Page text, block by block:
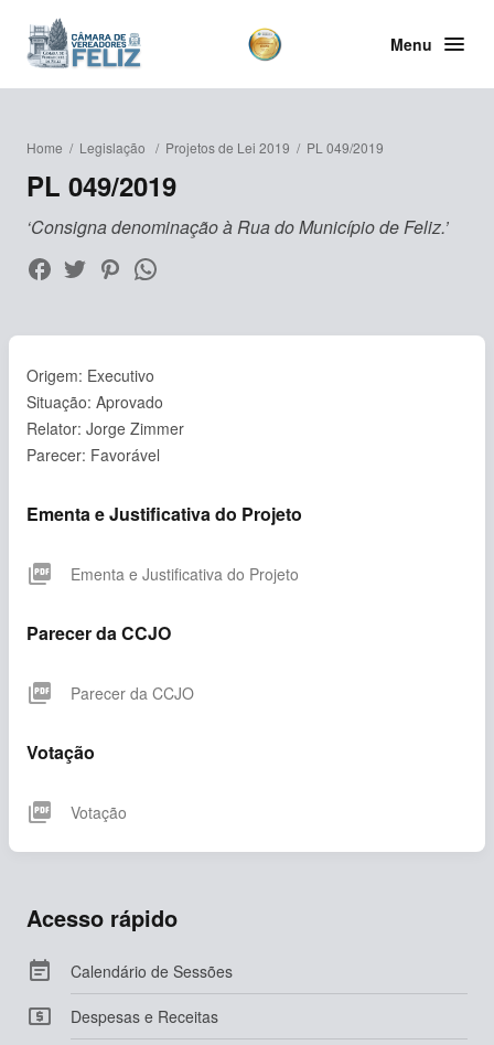
Menu
Home / Legislação / Projetos de Lei 2019 / PL 049/2019
PL 049/2019
‘Consigna denominação à Rua do Município de Feliz.’
Origem: Executivo
Situação: Aprovado
Relator: Jorge Zimmer
Parecer: Favorável
Ementa e Justificativa do Projeto
picture_as_pdf Ementa e Justificativa do Projeto
Parecer da CCJO
picture_as_pdf Parecer da CCJO
Votação
picture_as_pdf Votação
Acesso rápido
 Calendário de Sessões
 Despesas e Receitas